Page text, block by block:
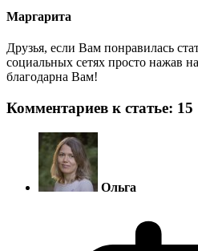
Маргарита
Друзья, если Вам понравилась
социальных сетях просто нажав
благодарна Вам!
Комментариев к статье: 15
Ольга